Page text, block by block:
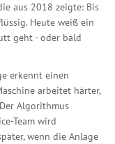
aus 2018 zeigte: Bis
Heute weiß ein
geht - oder bald
erkennt einen
arbeitet härter,
Algorithmus
Team wird
wenn die Anlage